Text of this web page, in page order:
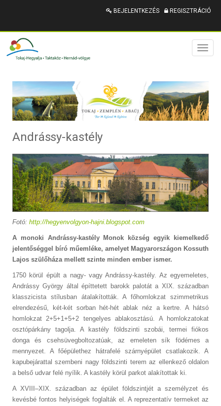
BEJELENTKEZÉS REGISZTRÁCIÓ
Andrássy-kastély
Fotó: http://hegyenvolgyon-hajni.blogspot.com
A monoki Andrássy-kastély Monok község egyik kiemelkedő
jelentőséggel bíró műemléke, amelyet Magyarországon Kossuth
Lajos szülőháza mellett szinte minden ember ismer.
1750 körül épült a nagy- vagy Andrássy-kastély. Az egyemeletes,
Andrássy György által építtetett barokk palotát a XIX. században
klasszicista stílusban átalakították. A főhomlokzat szimmetrikus
elrendezésű, két-két sorban hét-hét ablak néz a kertre. A hátsó
homlokzat 2+5+1+5+2 tengelyes ablakosztású. A homlokzatokat
osztópárkány tagolja. A kastély földszinti szobái, termei fiókos
donga és csehsüvegboltozatúak, az emeleten sík födémes a
mennyezet. A főépülethez hátrafelé szárnyépület csatlakozik. A
kapubejárattal szembeni nagy földszinti terem az ellenkező oldalon
a belső udvar felé nyílik. A kastély körül parkot alakítottak ki.
A XVIII–XIX. században az épület földszintjét a személyzet és
kevésbé fontos helyiségek foglalták el. A reprezentatív termeket az